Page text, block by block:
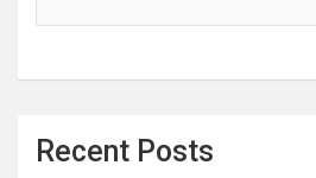
Recent Posts